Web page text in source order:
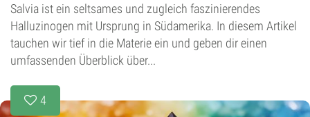
Salvia ist ein seltsames und zugleich faszinierendes
Halluzinogen mit Ursprung in Südamerika. In diesem Artikel
tauchen wir tief in die Materie ein und geben dir einen
umfassenden Überblick über...
4